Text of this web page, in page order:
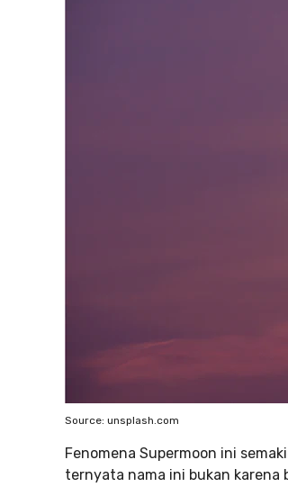
Source: unsplash.com
Fenomena Supermoon ini
ternyata nama ini bukan karena